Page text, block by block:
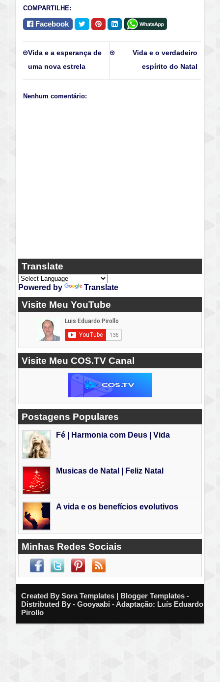
COMPARTILHE:
Facebook
Vida e o verdadeiro
espírito do Natal
Vida e a esperança de
uma nova estrela
Nenhum comentário:
Translate
Powered by Translate
Visite Meu YouTube
Visite Meu COS.TV Canal
Postagens Populares
Fé | Harmonia com Deus | Vida
Musicas de Natal | Feliz Natal
A vida e os benefícios evolutivos
Minhas Redes Sociais
Created By Sora Templates | Blogger Templates -
Distributed By - Gooyaabi - Adaptação: Luís Eduardo
Pirollo